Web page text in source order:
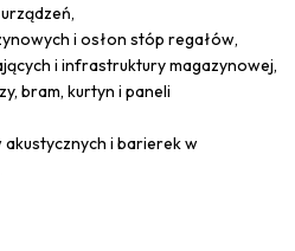
i osłon stóp regałów,
i infrastruktury magazynowej,
bram, kurtyn i paneli
i barierek w